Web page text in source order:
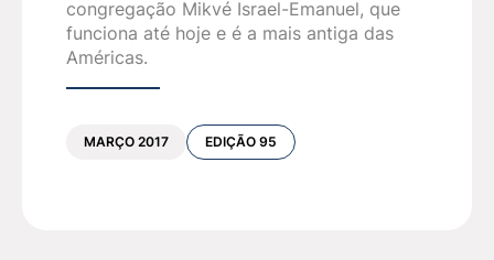
congregação Mikvé Israel-Emanuel, que
funciona até hoje e é a mais antiga das
Américas.
MARÇO 2017 EDIÇÃO 95